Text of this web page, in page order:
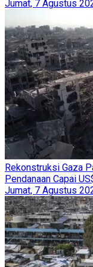
Jumat, 7 Agustus
Rekonstruksi Gaza
Pendanaan Capai
Jumat, 7 Agustus